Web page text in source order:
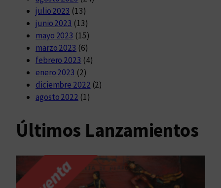
julio 2023 (13)
junio 2023 (13)
mayo 2023 (15)
marzo 2023 (6)
febrero 2023 (4)
enero 2023 (2)
diciembre 2022 (2)
agosto 2022 (1)
Últimos Lanzamientos